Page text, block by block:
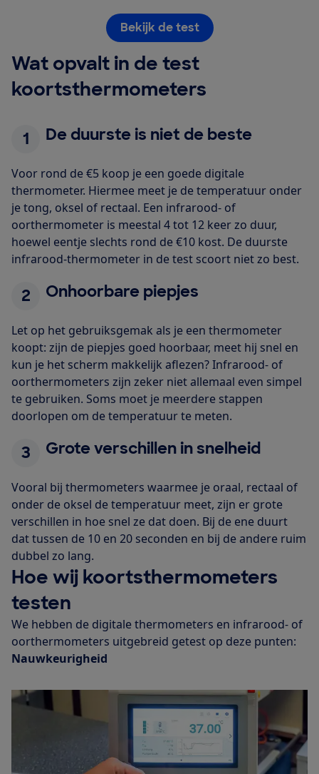
Bekijk de test
Wat opvalt in de test
koortsthermometers
1 De duurste is niet de beste
Voor rond de €5 koop je een goede digitale
thermometer. Hiermee meet je de temperatuur onder
je tong, oksel of rectaal. Een infrarood- of
oorthermometer is meestal 4 tot 12 keer zo duur,
hoewel eentje slechts rond de €10 kost. De duurste
infrarood-thermometer in de test scoort niet zo best.
2 Onhoorbare piepjes
Let op het gebruiksgemak als je een thermometer
koopt: zijn de piepjes goed hoorbaar, meet hij snel en
kun je het scherm makkelijk aflezen? Infrarood- of
oorthermometers zijn zeker niet allemaal even simpel
te gebruiken. Soms moet je meerdere stappen
doorlopen om de temperatuur te meten.
3 Grote verschillen in snelheid
Vooral bij thermometers waarmee je oraal, rectaal of
onder de oksel de temperatuur meet, zijn er grote
verschillen in hoe snel ze dat doen. Bij de ene duurt
dat tussen de 10 en 20 seconden en bij de andere ruim
dubbel zo lang.
Hoe wij koortsthermometers
testen
We hebben de digitale thermometers en infrarood- of
oorthermometers uitgebreid getest op deze punten:
Nauwkeurigheid